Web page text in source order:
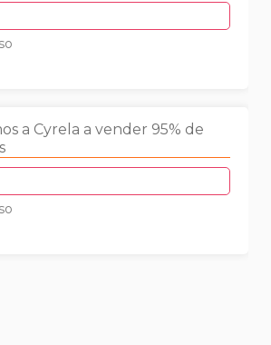
a Cyrela a vender 95% de